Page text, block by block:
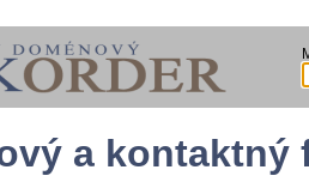
a kontaktný